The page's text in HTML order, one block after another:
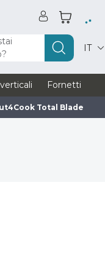
IT
Fornetti
Total Blade